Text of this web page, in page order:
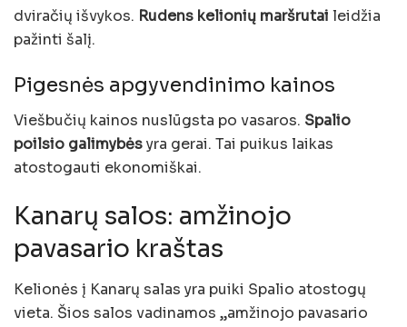
dviračių išvykos. Rudens kelionių maršrutai leidžia
pažinti šalį.
Pigesnės apgyvendinimo kainos
Viešbučių kainos nuslūgsta po vasaros. Spalio
poilsio galimybėsyra gerai. Tai puikus laikas
atostogauti ekonomiškai.
Kanarų salos: amžinojo
pavasario kraštas
Kelionės į Kanarų salas yra puiki Spalio atostogų
vieta. Šios salos vadinamos „amžinojo pavasario